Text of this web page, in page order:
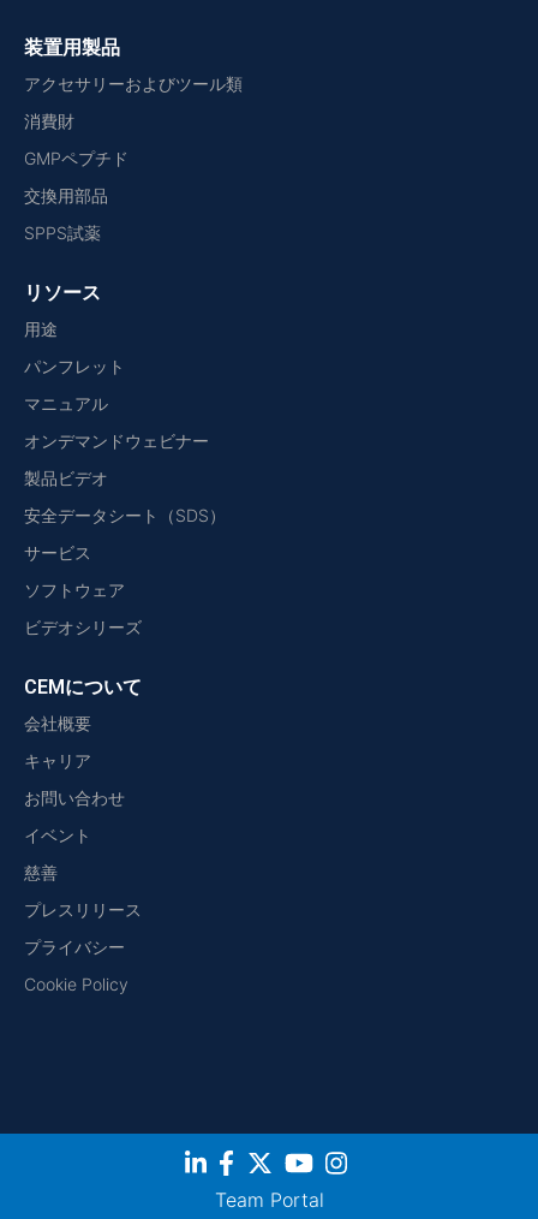
装置用製品
アクセサリーおよびツール類
消費財
GMPペプチド
交換用部品
SPPS試薬
リソース
用途
パンフレット
マニュアル
オンデマンドウェビナー
製品ビデオ
安全データシート（SDS）
サービス
ソフトウェア
ビデオシリーズ
CEMについて
会社概要
キャリア
お問い合わせ
イベント
慈善
プレスリリース
プライバシー
Cookie Policy
Team Portal